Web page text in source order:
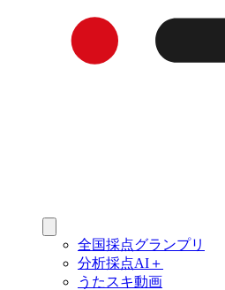
全国採点グランプリ
分析採点AI＋
うたスキ動画